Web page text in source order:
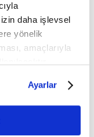
daha işlevsel
yönelik
amaçlarıyla
bilgi için
uyarınca
Ayarlar
yaptığı
şekilde
siyasi yollarla
devam
devam
açık
deyişle